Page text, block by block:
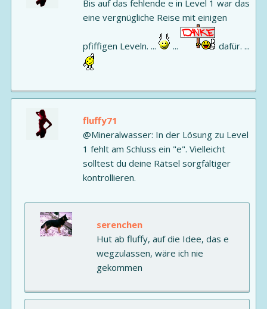
Bis auf das fehlende e in Level 1 war das
eine vergnügliche Reise mit einigen
pfiffigen Leveln. ... ... dafür. ...
fluffy71
@Mineralwasser: In der Lösung zu Level
1 fehlt am Schluss ein "e". Vielleicht
solltest du deine Rätsel sorgfältiger
kontrollieren.
serenchen
Hut ab fluffy, auf die Idee, das e
wegzulassen, wäre ich nie
gekommen